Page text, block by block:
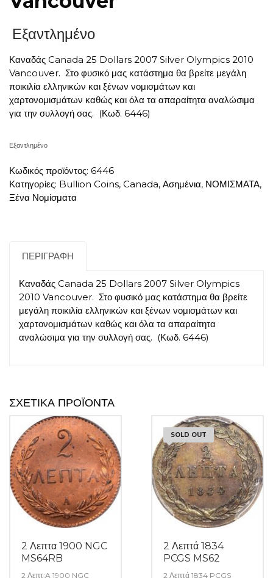
Εξαντλημένο
Καναδάς Canada 25 Dollars 2007 Silver Olympics 2010
Vancouver. Στο φυσικό μας κατάστημα θα βρείτε μεγάλη
ποικιλία ελληνικών και ξένων νομισμάτων και
χαρτονομισμάτων καθώς και όλα τα απαραίτητα αναλώσιμα
για την συλλογή σας. (Κωδ. 6446)
Εξαντλημένο
Κωδικός προϊόντος: 6446
Κατηγορίες: Bullion Coins, Canada, Ασημένια, ΝΟΜΙΣΜΑΤΑ,
Ξένα Νομίσματα
ΠΕΡΙΓΡΑΦΉ
Καναδάς Canada 25 Dollars 2007 Silver Olympics
2010 Vancouver. Στο φυσικό μας κατάστημα θα βρείτε
μεγάλη ποικιλία ελληνικών και ξένων νομισμάτων και
χαρτονομισμάτων καθώς και όλα τα απαραίτητα
αναλώσιμα για την συλλογή σας. (Κωδ. 6446)
ΣΧΕΤΙΚΆ ΠΡΟΪΌΝΤΑ
2 Λεπτα 1900 NGC
MS64RB
2 Λεπτ;A 1900 NGC
SOLD OUT
2 Λεπτά 1834
PCGS MS62
2 Λεπτά 1834 PCGS